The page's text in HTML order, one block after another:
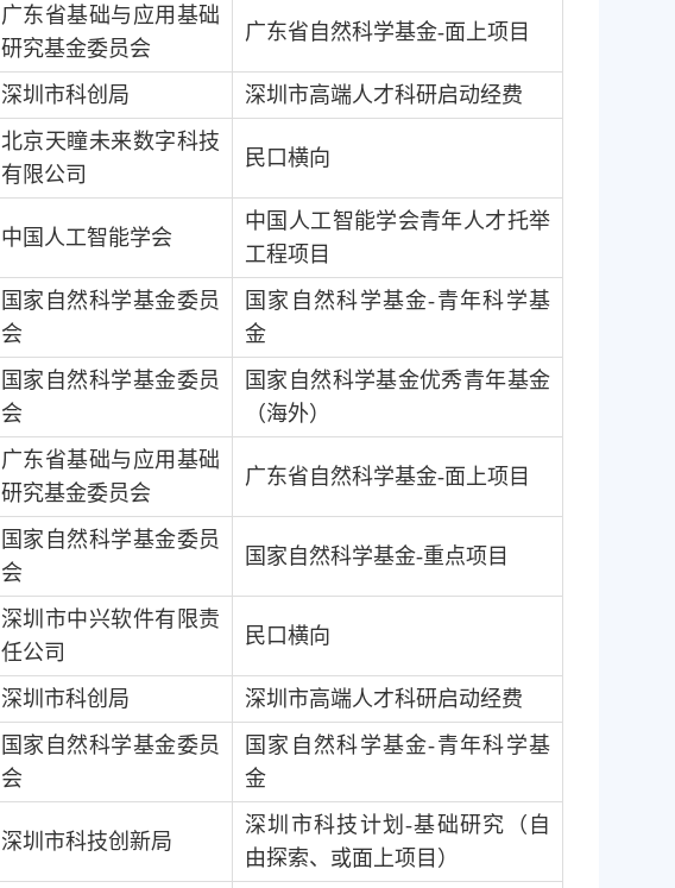
广东省基础与应用基础
研究基金委员会
广东省自然科学基金-面上项目
深圳市科创局 深圳市高端人才科研启动经费
北京天瞳未来数字科技
有限公司
民口横向
中国人工智能学会
中国人工智能学会青年人才托举
工程项目
国家自然科学基金委员
会
国家自然科学基金-青年科学基
金
国家自然科学基金委员
会
国家自然科学基金优秀青年基金
（海外）
广东省基础与应用基础
研究基金委员会
广东省自然科学基金-面上项目
国家自然科学基金委员
会
国家自然科学基金-重点项目
深圳市中兴软件有限责
任公司
民口横向
深圳市科创局 深圳市高端人才科研启动经费
国家自然科学基金委员
会
国家自然科学基金-青年科学基
金
深圳市科技创新局
深圳市科技计划-基础研究（自
由探索、或面上项目）